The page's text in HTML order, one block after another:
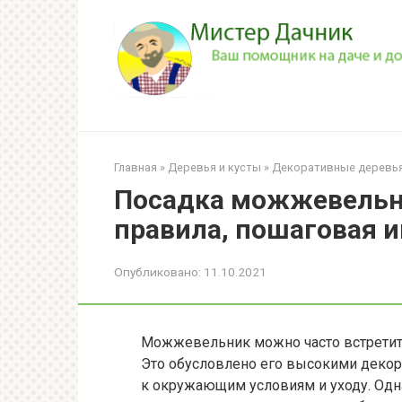
Главная » Деревья и кусты » Декоративные
Посадка
правила, пошаговая
Опубликовано: 11.10.2021
Можжевельник можно часто
Это обусловлено его высокими
к окружающим условиям и уходу.